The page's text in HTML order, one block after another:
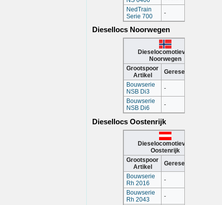
NedTrain
Serie 700
-
Diesellocs Noorwegen
Dieselocomotieven
Noorwegen
Grootspoor
Artikel
Gereserveerd
Bouwserie
NSB Di3
-
Bouwserie
NSB Di6
-
Diesellocs Oostenrijk
Dieselocomotieven
Oostenrijk
Grootspoor
Artikel
Gereserveerd
Bouwserie
Rh 2016
-
Bouwserie
Rh 2043
-